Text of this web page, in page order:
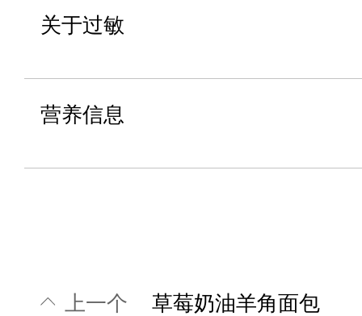
关于过敏
营养信息
上一个 草莓奶油羊角面包